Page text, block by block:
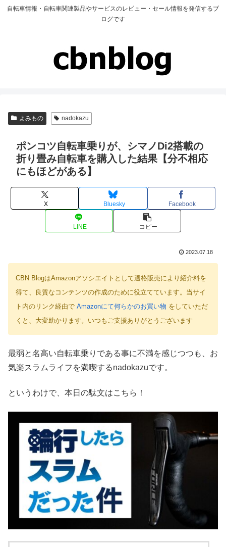
自転車情報・自転車関連製品やサービスのレビュー・セール情報を発信するブ
ログです
よみもの nadokazu
ポンコツ自転車乗りが、シマノDi2搭載の
折り畳み自転車を購入した結果【分不相応
にもほどがある】
X Bluesky Facebook
LINE コピー
2023.07.18
CBN BlogはAmazonアソシエイトとして適格販売により紹介料を
得て、良質なコンテンツの作成のために役立てています。当サイ
ト内のリンク経由で Amazonにて何らかのお買い物 をしていただ
くと、大変助かります。いつもご支援ありがとうございます
最弱と名高い自転車乗りである事に不満を感じつつも、お
気楽スラムライフを満喫するnadokazuです。
というわけで、本日の駄文はこちら！